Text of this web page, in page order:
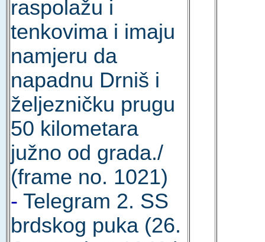
raspolažu i
tenkovima i imaju
namjeru da
napadnu Drniš i
željezničku prugu
50 kilometara
južno od grada./
(frame no. 1021)
- Telegram 2. SS
brdskog puka (26.